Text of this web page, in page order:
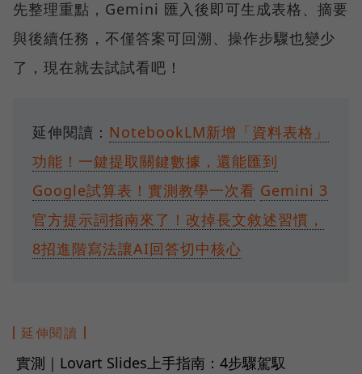
先整理重點，Gemini 匯入後即可生成表格、摘要
與後續任務，不僅答案可回溯、操作步驟也變少
了，現在就去試試看吧！
延伸閱讀： NotebookLM新增「資料表格」
功能！一鍵提取關鍵數據，還能匯到
Google試算表！實測教學一次看 Gemini 3
官方提示詞指南來了！改掉長文敘述習慣，
8招進階寫法讓AI回答切中核心
延伸閱讀
實測｜Lovart Slides上手指南：4步驟駕馭